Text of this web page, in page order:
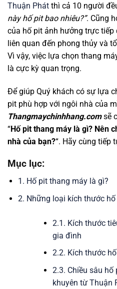
Thuận Phát thì cả 10 người
này hố pit bao nhiêu?”. Cũng
của hố pit ảnh hưởng trực
liên quan đến phong thủy và
Vì vậy, việc lựa chọn thang
là cực kỳ quan trọng.
Để giúp Quý khách có sự lựa
pit phù hợp với ngôi nhà của
Thangmaychinhhang.comsẽ
“Hố pit thang máy là gì? Nên
nhà của bạn?“. Hãy cùng tiếp
Mục lục:
1. Hố pit thang máy là gì?
2. Những loại kích thước
2.1. Kích thước
gia đình
2.2. Kích thước
2.3. Chiều sâu
khuyên từ Thuận